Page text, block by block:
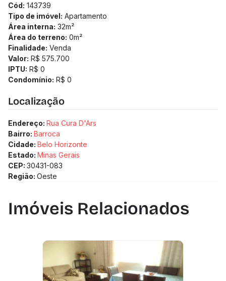
Cód: 143739
Tipo de imóvel: Apartamento
Área interna: 32m²
Área do terreno: 0m²
Finalidade: Venda
Valor: R$ 575.700
IPTU: R$ 0
Condomínio: R$ 0
Localização
Endereço: Rua Cura D'Ars
Bairro: Barroca
Cidade: Belo Horizonte
Estado: Minas Gerais
CEP: 30431-083
Região: Oeste
Imóveis Relacionados